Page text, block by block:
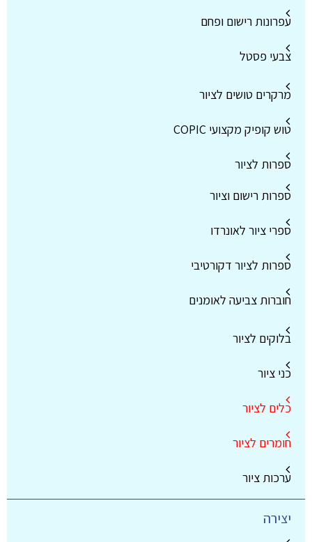
עפרונות רישום ופחם
צבעי פסטל
מרקרים טושים לציור
טוש קופיק מקצועי COPIC
ספרות לציור
ספרות רישום וציור
ספרי ציור לאונרדו
ספרות לציור דקורטיבי
חוברות צביעה לאומנים
בלוקים לציור
כני ציור
כלים לציור
חומרים לציור
ערכות ציור
יצירה